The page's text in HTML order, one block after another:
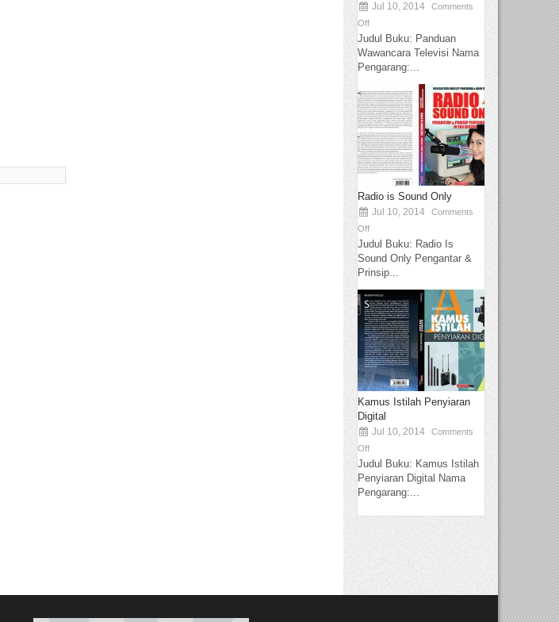
Jul 10, 2014
Comments
Off
Judul Buku: Panduan
Wawancara Televisi Nama
Pengarang:...
Radio is Sound Only
Jul 10, 2014
Comments
Off
Judul Buku: Radio Is
Sound Only Pengantar &
Prinsip...
Kamus Istilah Penyiaran
Digital
Jul 10, 2014
Comments
Off
Judul Buku: Kamus Istilah
Penyiaran Digital Nama
Pengarang:...